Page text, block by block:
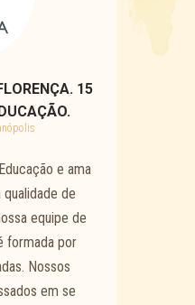
15
e ama
de
equipe de
formada por
Nossos
em se